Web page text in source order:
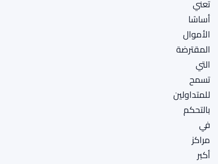
تعني
أساسًا
الأموال
المقترضة
التي
تسمح
للمتداولين
بالتحكم
في
مراكز
أكبر